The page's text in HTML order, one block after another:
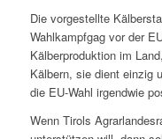
Die vorgestellte
Wahlkampfgag vor der
Kälberproduktion im
Kälbern, sie dient einzig
die EU-Wahl irgendwie
Wenn Tirols